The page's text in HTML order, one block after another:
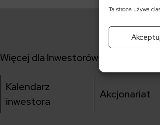
Ta strona używa
Więcej dla Inwestorów:
Kalendarz
inwestora
Akcjonariat